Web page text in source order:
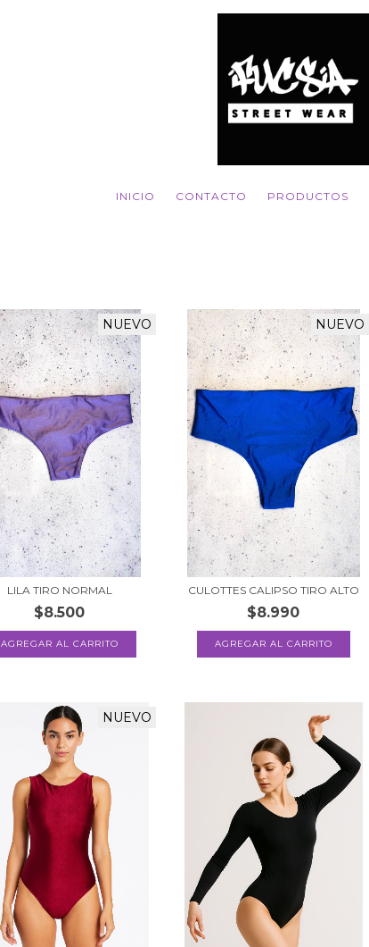
INICIO CONTACTO PRODUCTOS
NUEVO
LILA TIRO NORMAL
$8.500
AGREGAR AL CARRITO
NUEVO
CULOTTES CALIPSO TIRO ALTO
$8.990
AGREGAR AL CARRITO
NUEVO